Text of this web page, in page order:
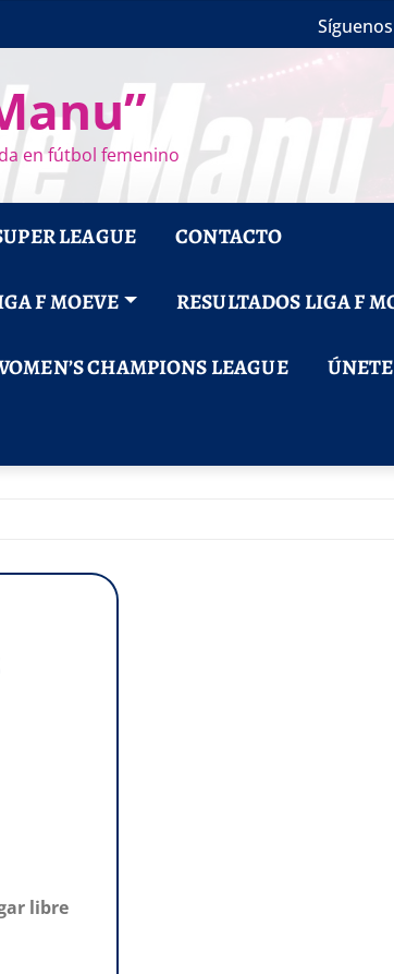
Síguenos
en fútbol femenino
LEAGUE CONTACTO
F MOEVE RESULTADOS LIGA F
CHAMPIONS LEAGUE
libre